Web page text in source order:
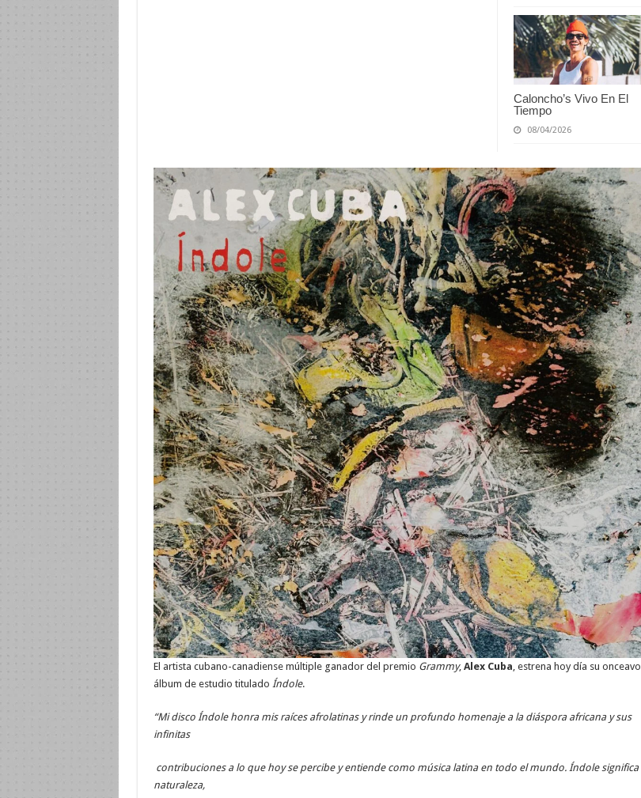
Caloncho’s Vivo En El
Tiempo
08/04/2026
El artista cubano-canadiense múltiple ganador del premio Grammy, Alex Cuba , estrena hoy día su onceavo
álbum de estudio titulado Índole.
“Mi disco Índole honra mis raíces afrolatinas y rinde un profundo homenaje a la diáspora africana y sus
infinitas
contribuciones a lo que hoy se percibe y entiende como música latina en todo el mundo. Índole significa
naturaleza,